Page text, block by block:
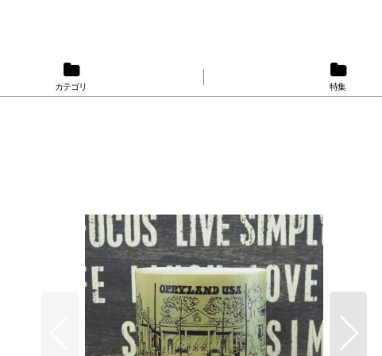
カテゴリ 特集